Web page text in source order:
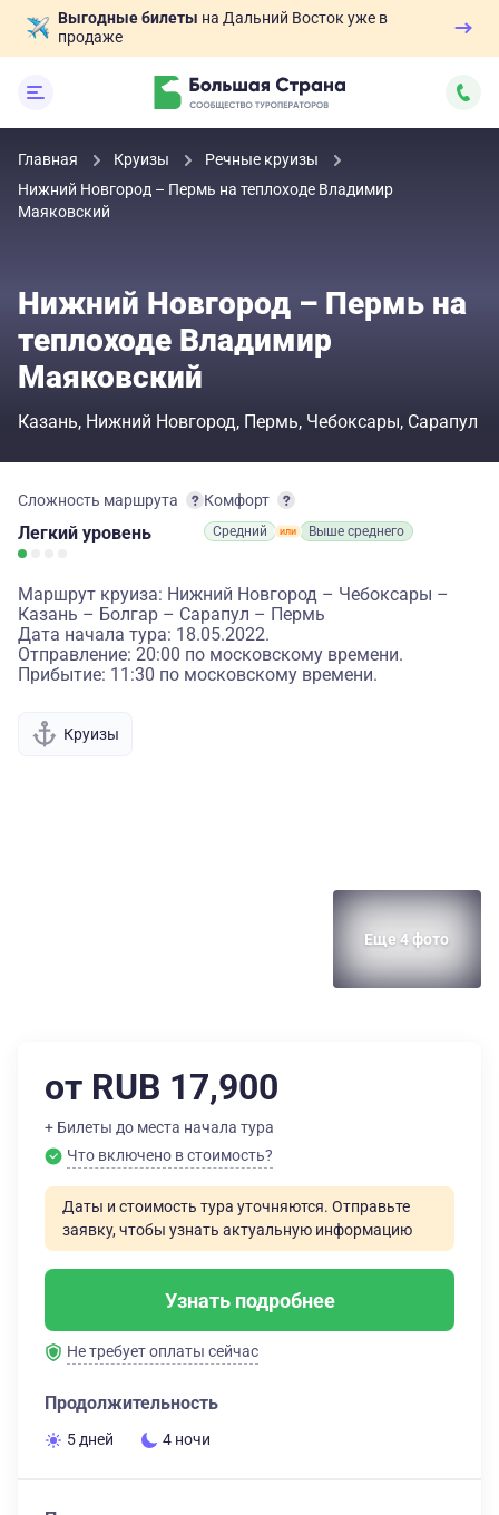
Выгодные билеты на Дальний Восток уже в
продаже
Главная Круизы
Речные круизы
Нижний Новгород – Пермь на теплоходе Владимир
Маяковский
Нижний Новгород – Пермь на
теплоходе Владимир
Маяковский
Казань Нижний Новгород Пермь Чебоксары Сарапул
Сложность маршрута
Легкий уровень
Комфорт
Средний Выше среднего
Маршрут круиза: Нижний Новгород – Чебоксары –
Казань – Болгар – Сарапул – Пермь
Дата начала тура: 18.05.2022.
Отправление: 20:00 по московскому времени.
Прибытие: 11:30 по московскому времени.
Круизы
Еще 4 фото
от RUB 17,900
+ Билеты до места начала тура
Что включено в стоимость?
Даты и стоимость тура уточняются. Отправьте
заявку, чтобы узнать актуальную информацию
Узнать подробнее
Не требует оплаты сейчас
Продолжительность
5 дней 4 ночи